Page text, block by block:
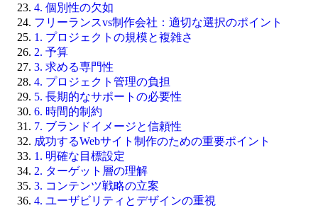
4. 個別性の欠如
フリーランスvs制作会社：適切な選択のポイント
1. プロジェクトの規模と複雑さ
2. 予算
3. 求める専門性
4. プロジェクト管理の負担
5. 長期的なサポートの必要性
6. 時間的制約
7. ブランドイメージと信頼性
成功するWebサイト制作のための重要ポイント
1. 明確な目標設定
2. ターゲット層の理解
3. コンテンツ戦略の立案
4. ユーザビリティとデザインの重視